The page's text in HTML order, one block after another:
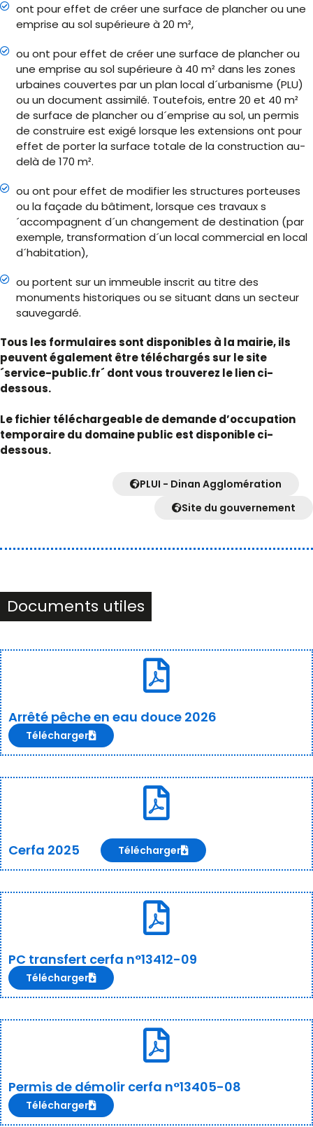
ont pour effet de créer une surface de plancher ou une
emprise au sol supérieure à 20 m²,
ou ont pour effet de créer une surface de plancher ou
une emprise au sol supérieure à 40 m² dans les zones
urbaines couvertes par un plan local d´urbanisme (PLU)
ou un document assimilé. Toutefois, entre 20 et 40 m²
de surface de plancher ou d´emprise au sol, un permis
de construire est exigé lorsque les extensions ont pour
effet de porter la surface totale de la construction au-
delà de 170 m².
ou ont pour effet de modifier les structures porteuses
ou la façade du bâtiment, lorsque ces travaux s
´accompagnent d´un changement de destination (par
exemple, transformation d´un local commercial en local
d´habitation),
ou portent sur un immeuble inscrit au titre des
monuments historiques ou se situant dans un secteur
sauvegardé.
Tous les formulaires sont disponibles à la mairie, ils
peuvent également être téléchargés sur le site
´service-public.fr´ dont vous trouverez le lien ci-
dessous.
Le fichier téléchargeable de demande d’occupation
temporaire du domaine public est disponible ci-
dessous.
PLUI - Dinan Agglomération
Site du gouvernement
Documents utiles
Arrêté pêche en eau douce 2026
Télécharger
Cerfa 2025 Télécharger
PC transfert cerfa n°13412-09
Télécharger
Permis de démolir cerfa n°13405-08
Télécharger